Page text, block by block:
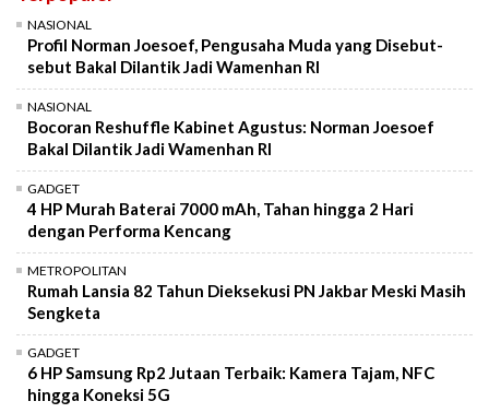
NASIONAL
Profil Norman Joesoef, Pengusaha Muda yang Disebut-
sebut Bakal Dilantik Jadi Wamenhan RI
NASIONAL
Bocoran Reshuffle Kabinet Agustus: Norman Joesoef
Bakal Dilantik Jadi Wamenhan RI
GADGET
4 HP Murah Baterai 7000 mAh, Tahan hingga 2 Hari
dengan Performa Kencang
METROPOLITAN
Rumah Lansia 82 Tahun Dieksekusi PN Jakbar Meski Masih
Sengketa
GADGET
6 HP Samsung Rp2 Jutaan Terbaik: Kamera Tajam, NFC
hingga Koneksi 5G